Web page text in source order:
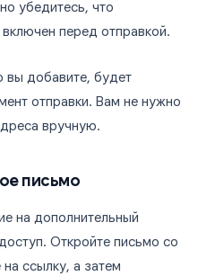
убедитесь, что
перед отправкой.
вы добавите, будет
отправки. Вам не нужно
вручную.
письмо
на дополнительный
Откройте письмо со
ссылку, а затем